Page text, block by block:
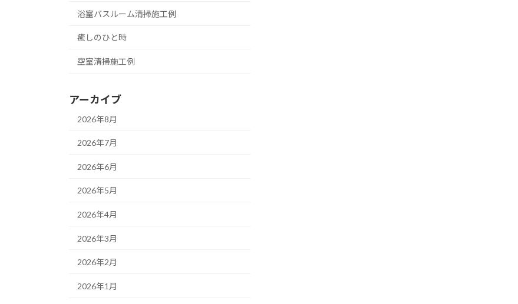
浴室バスルーム清掃施工例
癒しのひと時
空室清掃施工例
アーカイブ
2026年8月
2026年7月
2026年6月
2026年5月
2026年4月
2026年3月
2026年2月
2026年1月